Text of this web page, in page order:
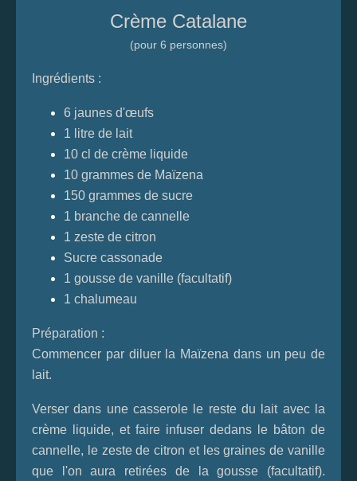
Crème Catalane
(pour 6 personnes)
Ingrédients :
6 jaunes d'œufs
1 litre de lait
10 cl de crème liquide
10 grammes de Maïzena
150 grammes de sucre
1 branche de cannelle
1 zeste de citron
Sucre cassonade
1 gousse de vanille (facultatif)
1 chalumeau
Préparation :
Commencer par diluer la Maïzena dans un peu de
lait.
Verser dans une casserole le reste du lait avec la
crème liquide, et faire infuser dedans le bâton de
cannelle, le zeste de citron et les graines de vanille
que l'on aura retirées de la gousse (facultatif).